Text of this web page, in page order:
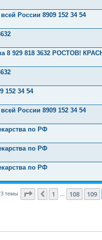
России 8909 152 34 54
8 929 818 3632 РОСТОВ!
152 34 54
России 8909 152 34 54
по РФ
по РФ
по РФ
темы Страница 110из 431
Пред.
1 108 109